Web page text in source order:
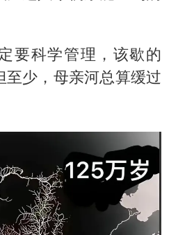
要科学管理，该歇的
至少，母亲河总算缓过